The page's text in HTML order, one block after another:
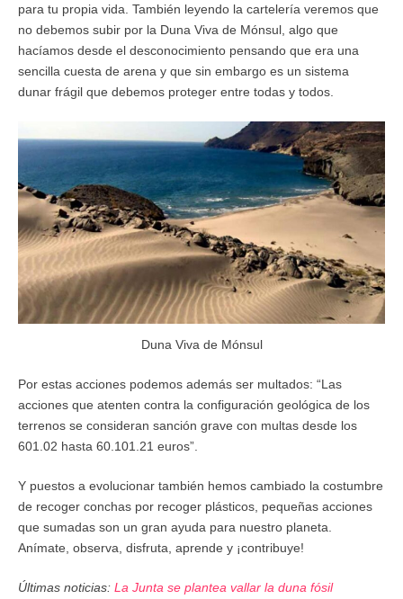
para tu propia vida. También leyendo la cartelería veremos que
no debemos subir por la Duna Viva de Mónsul, algo que
hacíamos desde el desconocimiento pensando que era una
sencilla cuesta de arena y que sin embargo es un sistema
dunar frágil que debemos proteger entre todas y todos.
Duna Viva de Mónsul
Por estas acciones podemos además ser multados: “Las
acciones que atenten contra la configuración geológica de los
terrenos se consideran sanción grave con multas desde los
601.02 hasta 60.101.21 euros”.
Y puestos a evolucionar también hemos cambiado la costumbre
de recoger conchas por recoger plásticos, pequeñas acciones
que sumadas son un gran ayuda para nuestro planeta.
Anímate, observa, disfruta, aprende y ¡contribuye!
Últimas noticias: La Junta se plantea vallar la duna fósil